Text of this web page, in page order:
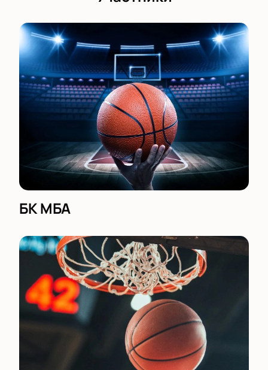
ожидаемых матчей сезона. Не откладывайте, ведь
такие события собирают полные трибуны. 15
января в Баскет Холле Москва вас ждёт баскетбол
высшего класса!
БК МБА